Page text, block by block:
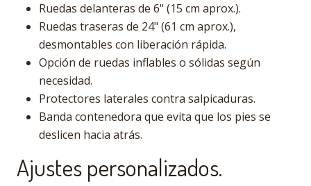
Ruedas delanteras de 6" (15 cm aprox.).
Ruedas traseras de 24" (61 cm aprox.),
desmontables con liberación rápida.
Opción de ruedas inflables o sólidas según
necesidad.
Protectores laterales contra salpicaduras.
Banda contenedora que evita que los pies se
deslicen hacia atrás.
Ajustes personalizados.